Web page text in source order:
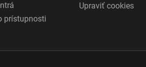
prístupnosti
Upraviť cookies